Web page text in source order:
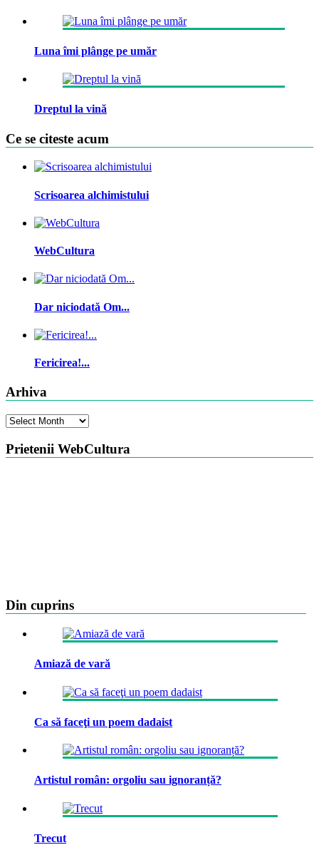
Luna îmi plânge pe umăr
Dreptul la vină
Ce se citeste acum
Scrisoarea alchimistului
WebCultura
Dar niciodată Om...
Fericirea!...
Arhiva
Arhiva
Prietenii WebCultura
Din cuprins
Amiază de vară
Ca să faceţi un poem dadaist
Artistul român: orgoliu sau ignoranță?
Trecut